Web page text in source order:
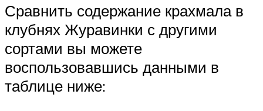
Сравнить содержание крахмала в
клубнях Журавинки с другими
сортами вы можете
воспользовавшись данными в
таблице ниже: